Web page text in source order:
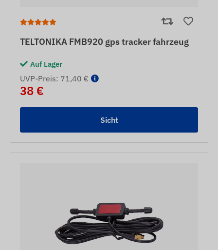
TELTONIKA FMB920 gps tracker fahrzeug
Auf Lager
UVP-Preis: 71,40 €
38 €
Sicht